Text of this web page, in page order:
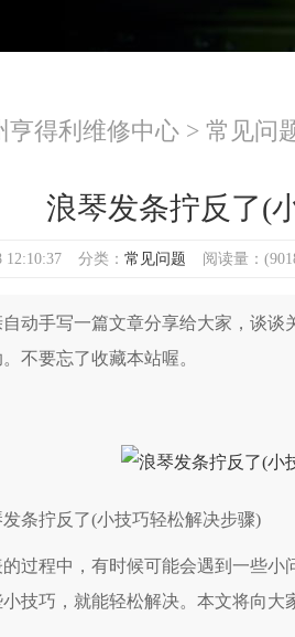
亨得利维修中心 > 常见问
浪琴发条拧反了(
12:10:37 分类： 常见问题 阅读量：
手写一篇文章分享给大家，谈谈
不要忘了收藏本站喔。
拧反了(小技巧轻松解决步骤)
程中，有时候可能会遇到一些小
技巧，就能轻松解决。本文将向大